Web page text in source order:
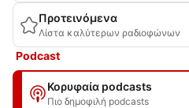
Προτεινόμενα
Λίστα καλύτερων ραδιοφώνων
Podcast
Κορυφαία podcasts
Πιο δημοφιλή podcasts